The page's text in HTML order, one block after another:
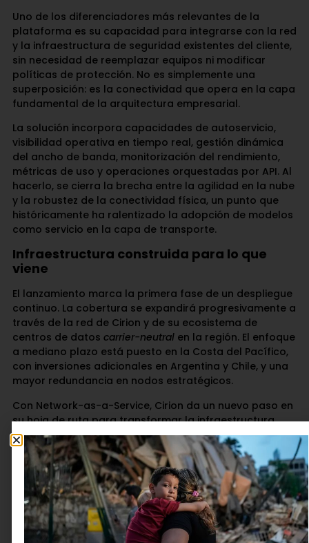
Uno de los diferenciadores más relevantes de la
plataforma es su capacidad para integrarse con la red
y la infraestructura de seguridad existentes del cliente,
sin necesidad de reemplazar equipos ni modificar
políticas de protección. No es simplemente una
superposición: es la conectividad que opera en la capa
fundamental de la arquitectura empresarial.
La solución incorpora capacidades de autoservicio,
visibilidad operativa en tiempo real, gestión dinámica
del ancho de banda, monitorización del rendimiento,
métricas de uso y operaciones orquestadas por API. Al
hacerlo, se cierra la brecha entre la agilidad en la nube
y la robustez de la conectividad física, un punto que
históricamente ha ralentizado la adopción de modelos
como servicio en la capa de transporte.
Infraestructura construida para lo que
viene
El lanzamiento marca la primera fase de un despliegue
continuo. La cobertura se expandirá progresivamente a
través de la red de Cirion y de su ecosistema de
centros de datos carrier-neutralen la región. El enfoque
a mediano plazo está puesto en la Costa del Pacífico,
con inversiones adicionales en Argentina y Chile, y una
mayor redundancia en nodos estratégicos.
Con Network-as-a-Service, Cirion da un nuevo paso en
su hoja de ruta para transformar la infraestructura
digital de América Latina en una plataforma viva,
flexible e inteligente: una red capaz de evolucionar al
ritmo de sus clientes y de incorporar, de manera
continua, nuevas capacidades de automatización,
seguridad e inteligencia operativa. Este lanzamiento no
marca un punto de llegada, sino el inicio de una nueva
etapa de innovación. Un avance que hoy es posible
gracias al trabajo conjunto con
Ciena y Carma,